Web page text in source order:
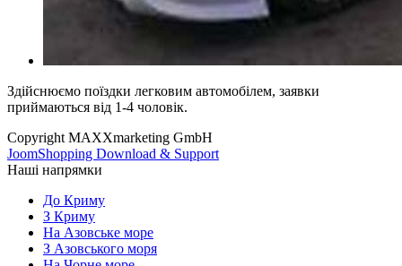
Здійснюємо поїздки легковим автомобілем, заявки
приймаються від 1-4 чоловік.
Copyright MAXXmarketing GmbH
JoomShopping Download & Support
Наші напрямки
До Криму
З Криму
На Азовське море
З Азовського моря